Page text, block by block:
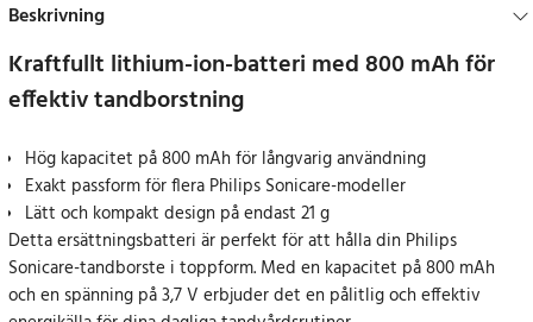
Beskrivning
Kraftfullt lithium-ion-batteri med 800 mAh för
effektiv tandborstning
Hög kapacitet på 800 mAh för långvarig användning
Exakt passform för flera Philips Sonicare-modeller
Lätt och kompakt design på endast 21 g
Detta ersättningsbatteri är perfekt för att hålla din Philips
Sonicare-tandborste i toppform. Med en kapacitet på 800 mAh
och en spänning på 3,7 V erbjuder det en pålitlig och effektiv